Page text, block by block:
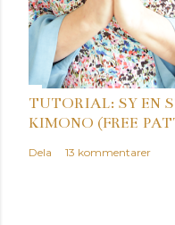
TUTORIAL: SY EN
KIMONO (FREE
Dela 13 kommentarer